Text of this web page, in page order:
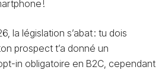
!
la législation s’abat : tu dois
prospect t’a donné un
in obligatoire en B2C, cependant